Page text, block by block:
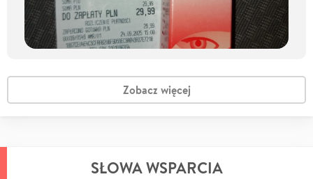
Zobacz więcej
SŁOWA WSPARCIA